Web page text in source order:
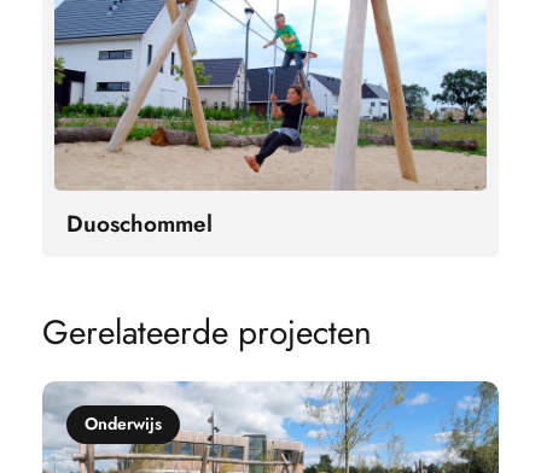
Duoschommel
Gerelateerde projecten
Onderwijs